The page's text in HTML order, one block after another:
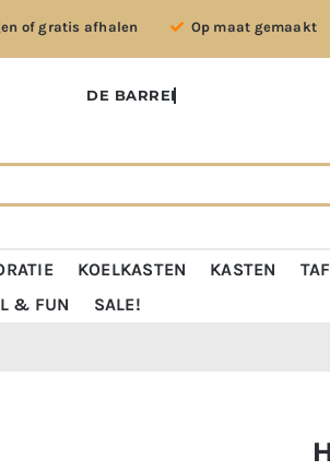
of gratis afhalen Op maat gemaakt
KOELKASTEN KASTEN
& FUN
SALE!